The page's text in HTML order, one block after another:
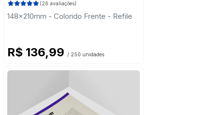
(26 avaliações)
148x210mm - Colorido Frente - Refile
R$ 136,99 / 250 unidades